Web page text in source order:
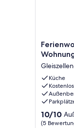
Haus
-
Wohnung
Nr.2
Küche
10.0
von
10/10
(5